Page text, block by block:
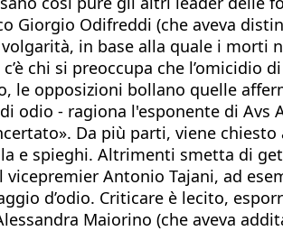
Giorgio Odifreddi (che aveva
in base alla quale i morti
chi si preoccupa che l’omicidio
le opposizioni bollano quelle
odio - ragiona l'esponente di
Da più parti, viene
e spieghi. Altrimenti smetta di
Antonio Tajani, ad
d’odio. Criticare è lecito,
Maiorino (che aveva